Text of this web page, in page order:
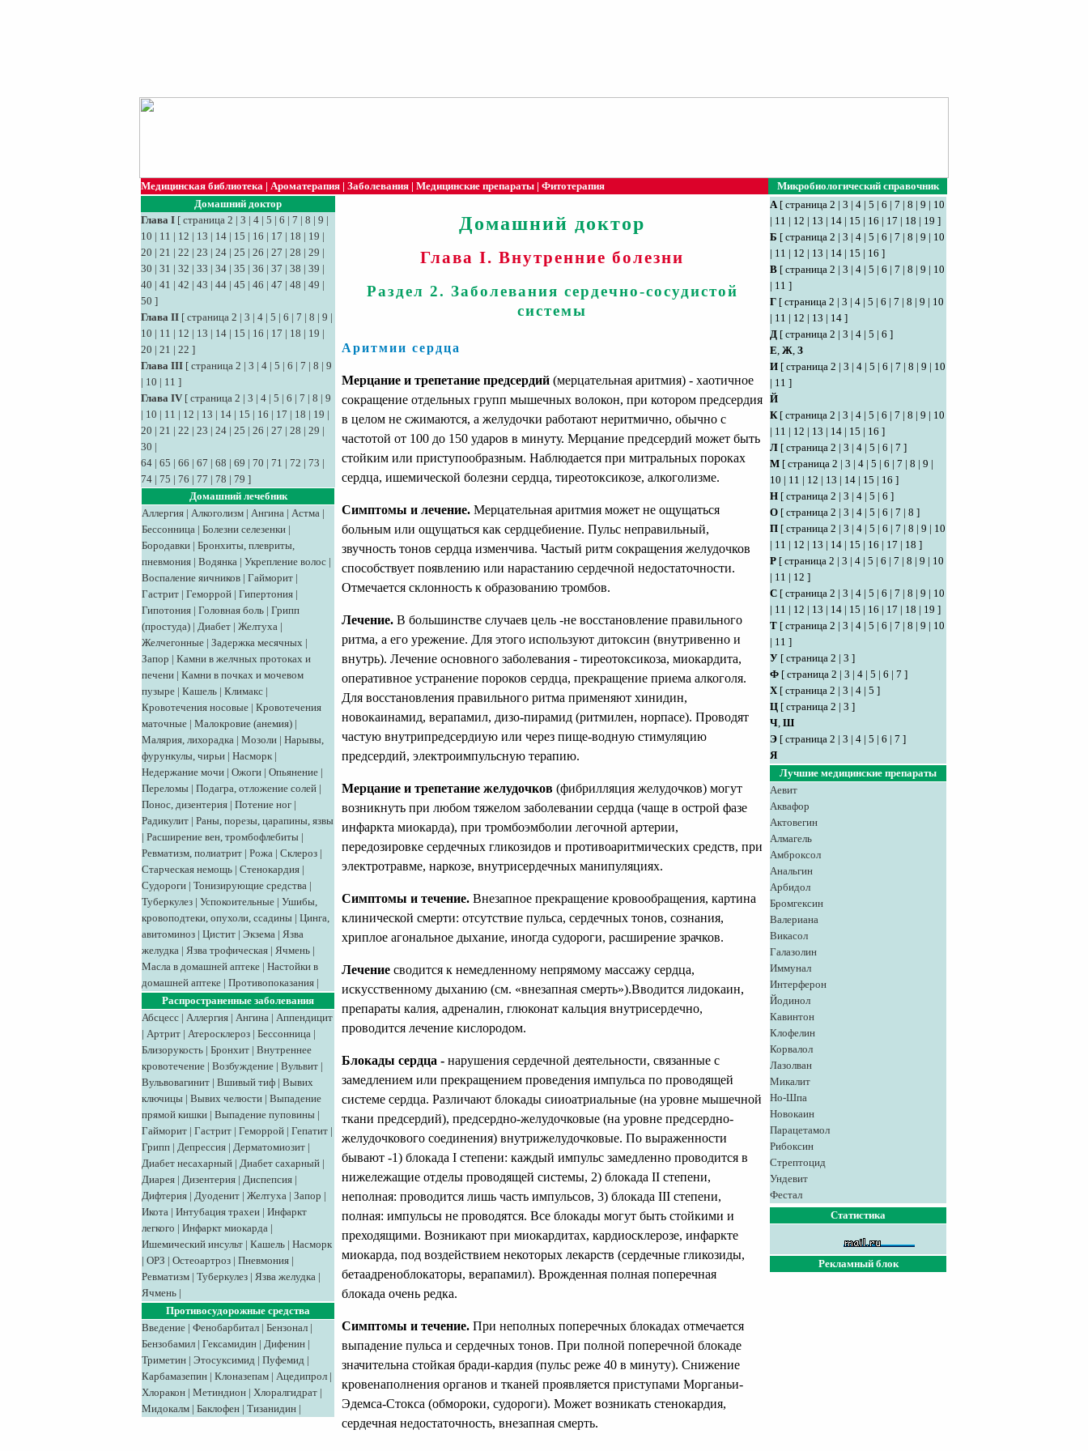
Медицинская библиотека | Ароматерапия | Заболевания | Медицинские препараты | Фитотерапия
Микробиологический справочник
Домашний доктор
Глава I [ страница 2 | 3 | 4 | 5 | 6 | 7 | 8 | 9 |
10 | 11 | 12 | 13 | 14 | 15 | 16 | 17 | 18 | 19 |
20 | 21 | 22 | 23 | 24 | 25 | 26 | 27 | 28 | 29 |
30 | 31 | 32 | 33 | 34 | 35 | 36 | 37 | 38 | 39 |
40 | 41 | 42 | 43 | 44 | 45 | 46 | 47 | 48 | 49 |
50 ]
Глава II [ страница 2 | 3 | 4 | 5 | 6 | 7 | 8 | 9 |
10 | 11 | 12 | 13 | 14 | 15 | 16 | 17 | 18 | 19 |
20 | 21 | 22 ]
Глава III [ страница 2 | 3 | 4 | 5 | 6 | 7 | 8 | 9
| 10 | 11 ]
Глава IV [ страница 2 | 3 | 4 | 5 | 6 | 7 | 8 | 9
| 10 | 11 | 12 | 13 | 14 | 15 | 16 | 17 | 18 | 19 |
20 | 21 | 22 | 23 | 24 | 25 | 26 | 27 | 28 | 29 |
30 |
64 | 65 | 66 | 67 | 68 | 69 | 70 | 71 | 72 | 73 |
74 | 75 | 76 | 77 | 78 | 79 ]
Домашний лечебник
Аллергия | Алкоголизм | Ангина | Астма |
Бессонница | Болезни селезенки |
Бородавки | Бронхиты, плевриты,
пневмония | Водянка | Укрепление волос |
Воспаление яичников | Гайморит |
Гастрит | Геморрой | Гипертония |
Гипотония | Головная боль | Грипп
(простуда) | Диабет | Желтуха |
Желчегонные | Задержка месячных |
Запор | Камни в желчных протоках и
печени | Камни в почках и мочевом
пузыре | Кашель | Климакс |
Кровотечения носовые | Кровотечения
маточные | Малокровие (анемия) |
Малярия, лихорадка | Мозоли | Нарывы,
фурункулы, чирьи | Насморк |
Недержание мочи | Ожоги | Опьянение |
Переломы | Подагра, отложение солей |
Понос, дизентерия | Потение ног |
Радикулит | Раны, порезы, царапины, язвы
| Расширение вен, тромбофлебиты |
Ревматизм, полиатрит | Рожа | Склероз |
Старческая немощь | Стенокардия |
Судороги | Тонизирующие средства |
Туберкулез | Успокоительные | Ушибы,
кровоподтеки, опухоли, ссадины | Цинга,
авитоминоз | Цистит | Экзема | Язва
желудка | Язва трофическая | Ячмень |
Масла в домашней аптеке | Настойки в
домашней аптеке | Противопоказания |
Распространенные заболевания
Абсцесс | Аллергия | Ангина | Аппендицит
| Артрит | Атеросклероз | Бессонница |
Близорукость | Бронхит | Внутреннее
кровотечение | Возбуждение | Вульвит |
Вульвовагинит | Вшивый тиф | Вывих
ключицы | Вывих челюсти | Выпадение
прямой кишки | Выпадение пуповины |
Гайморит | Гастрит | Геморрой | Гепатит |
Грипп | Депрессия | Дерматомиозит |
Диабет несахарный | Диабет сахарный |
Диарея | Дизентерия | Диспепсия |
Дифтерия | Дуоденит | Желтуха | Запор |
Икота | Интубация трахеи | Инфаркт
легкого | Инфаркт миокарда |
Ишемический инсульт | Кашель | Насморк
| ОРЗ | Остеоартроз | Пневмония |
Ревматизм | Туберкулез | Язва желудка |
Ячмень |
Противосудорожные средства
Введение | Фенобарбитал | Бензонал |
Бензобамил | Гексамидин | Дифенин |
Триметин | Этосуксимид | Пуфемид |
Карбамазепин | Клоназепам | Ацедипрол |
Хлоракон | Метиндион | Хлоралгидрат |
Мидокалм | Баклофен | Тизанидин |
Домашний доктор
Глава I. Внутренние болезни
Раздел 2. Заболевания сердечно-сосудистой
системы
Аритмии сердца
Мерцание и трепетание предсердий (мерцательная аритмия) - хаотичное
сокращение отдельных групп мышечных волокон, при котором предсердия
в целом не сжимаются, а желудочки работают неритмично, обычно с
частотой от 100 до 150 ударов в минуту. Мерцание предсердий может быть
стойким или приступообразным. Наблюдается при митральных пороках
сердца, ишемической болезни сердца, тиреотоксикозе, алкоголизме.
Симптомы и лечение. Мерцательная аритмия может не ощущаться
больным или ощущаться как сердцебиение. Пульс неправильный,
звучность тонов сердца изменчива. Частый ритм сокращения желудочков
способствует появлению или нарастанию сердечной недостаточности.
Отмечается склонность к образованию тромбов.
Лечение. В большинстве случаев цель -не восстановление правильного
ритма, а его урежение. Для этого используют дитоксин (внутривенно и
внутрь). Лечение основного заболевания - тиреотоксикоза, миокардита,
оперативное устранение пороков сердца, прекращение приема алкоголя.
Для восстановления правильного ритма применяют хинидин,
новокаинамид, верапамил, дизо-пирамид (ритмилен, норпасе). Проводят
частую внутрипредсердиую или через пище-водную стимуляцию
предсердий, электроимпульсную терапию.
Мерцание и трепетание желудочков (фибрилляция желудочков) могут
возникнуть при любом тяжелом заболевании сердца (чаще в острой фазе
инфаркта миокарда), при тромбоэмболии легочной артерии,
передозировке сердечных гликозидов и противоаритмических средств, при
электротравме, наркозе, внутрисердечных манипуляциях.
Симптомы и течение. Внезапное прекращение кровообращения, картина
клинической смерти: отсутствие пульса, сердечных тонов, сознания,
хриплое агональное дыхание, иногда судороги, расширение зрачков.
Лечение сводится к немедленному непрямому массажу сердца,
искусственному дыханию (см. «внезапная смерть»).Вводится лидокаин,
препараты калия, адреналин, глюконат кальция внутрисердечно,
проводится лечение кислородом.
Блокады сердца - нарушения сердечной деятельности, связанные с
замедлением или прекращением проведения импульса по проводящей
системе сердца. Различают блокады сииоатриальные (на уровне мышечной
ткани предсердий), предсердно-желудочковые (на уровне предсердно-
желудочкового соединения) внутрижелудочковые. По выраженности
бывают -1) блокада I степени: каждый импульс замедленно проводится в
нижележащие отделы проводящей системы, 2) блокада II степени,
неполная: проводится лишь часть импульсов, 3) блокада III степени,
полная: импульсы не проводятся. Все блокады могут быть стойкими и
преходящими. Возникают при миокардитах, кардиосклерозе, инфаркте
миокарда, под воздействием некоторых лекарств (сердечные гликозиды,
бетаадреноблокаторы, верапамил). Врожденная полная поперечная
блокада очень редка.
Симптомы и течение. При неполных поперечных блокадах отмечается
выпадение пульса и сердечных тонов. При полной поперечной блокаде
значительна стойкая бради-кардия (пульс реже 40 в минуту). Снижение
кровенаполнения органов и тканей проявляется приступами Морганьи-
Эдемса-Стокса (обмороки, судороги). Может возникать стенокардия,
сердечная недостаточность, внезапная смерть.
А[ страница 2 | 3 | 4 | 5 | 6 | 7 | 8 | 9 | 10
| 11 | 12 | 13 | 14 | 15 | 16 | 17 | 18 | 19 ]
Б [ страница 2 | 3 | 4 | 5 | 6 | 7 | 8 | 9 | 10
| 11 | 12 | 13 | 14 | 15 | 16 ]
В [ страница 2 | 3 | 4 | 5 | 6 | 7 | 8 | 9 | 10
| 11 ]
Г [ страница 2 | 3 | 4 | 5 | 6 | 7 | 8 | 9 | 10
| 11 | 12 | 13 | 14 ]
Д [ страница 2 | 3 | 4 | 5 | 6 ]
Е, Ж, З
И [ страница 2 | 3 | 4 | 5 | 6 | 7 | 8 | 9 | 10
| 11 ]
Й
К[ страница 2 | 3 | 4 | 5 | 6 | 7 | 8 | 9 | 10
| 11 | 12 | 13 | 14 | 15 | 16 ]
Л [ страница 2 | 3 | 4 | 5 | 6 | 7 ]
М [ страница 2 | 3 | 4 | 5 | 6 | 7 | 8 | 9 |
10 | 11 | 12 | 13 | 14 | 15 | 16 ]
Н [ страница 2 | 3 | 4 | 5 | 6 ]
О [ страница 2 | 3 | 4 | 5 | 6 | 7 | 8 ]
П [ страница 2 | 3 | 4 | 5 | 6 | 7 | 8 | 9 | 10
| 11 | 12 | 13 | 14 | 15 | 16 | 17 | 18 ]
Р [ страница 2 | 3 | 4 | 5 | 6 | 7 | 8 | 9 | 10
| 11 | 12 ]
С [ страница 2 | 3 | 4 | 5 | 6 | 7 | 8 | 9 | 10
| 11 | 12 | 13 | 14 | 15 | 16 | 17 | 18 | 19 ]
Т [ страница 2 | 3 | 4 | 5 | 6 | 7 | 8 | 9 | 10
| 11 ]
У [ страница 2 | 3 ]
Ф [ страница 2 | 3 | 4 | 5 | 6 | 7 ]
Х[ страница 2 | 3 | 4 | 5 ]
Ц [ страница 2 | 3 ]
Ч, Ш
Э [ страница 2 | 3 | 4 | 5 | 6 | 7 ]
Я
Лучшие медицинские препараты
Аевит
Аквафор
Актовегин
Алмагель
Амброксол
Анальгин
Арбидол
Бромгексин
Валериана
Викасол
Галазолин
Иммунал
Интерферон
Йодинол
Кавинтон
Клофелин
Корвалол
Лазолван
Микалит
Но-Шпа
Новокаин
Парацетамол
Рибоксин
Стрептоцид
Ундевит
Фестал
Статистика
Рекламный блок